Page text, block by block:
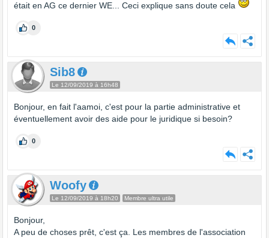
était en AG ce dernier WE... Ceci explique sans doute cela
0
Sib8
Le 12/09/2019 à 16h48
Bonjour, en fait l'aamoi, c'est pour la partie administrative et
éventuellement avoir des aide pour le juridique si besoin?
0
Woofy
Le 12/09/2019 à 18h20 Membre ultra utile
Bonjour,
A peu de choses prêt, c'est ça. Les membres de l'association